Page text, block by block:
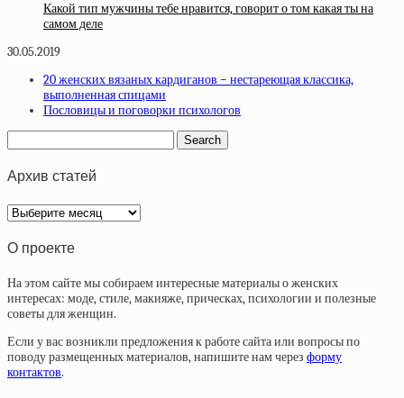
Какой тип мужчины тебе нравится, говорит о том какая ты на
самом деле
30.05.2019
20 женских вязаных кардиганов − нестареющая классика,
выполненная спицами
Пословицы и поговорки психологов
Архив статей
Архив
статей
О проекте
На этом сайте мы собираем интересные материалы о женских
интересах: моде, стиле, макияже, прическах, психологии и полезные
советы для женщин.
Если у вас возникли предложения к работе сайта или вопросы по
поводу размещенных материалов, напишите нам через форму
контактов.